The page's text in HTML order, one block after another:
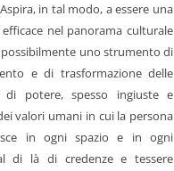
Aspira, in tal modo, a essere una
efficace nel panorama culturale
uno strumento di
e di trasformazione delle
di potere, spesso ingiuste e
valori umani in cui la persona
in ogni spazio e in ogni
di là di credenze e tessere